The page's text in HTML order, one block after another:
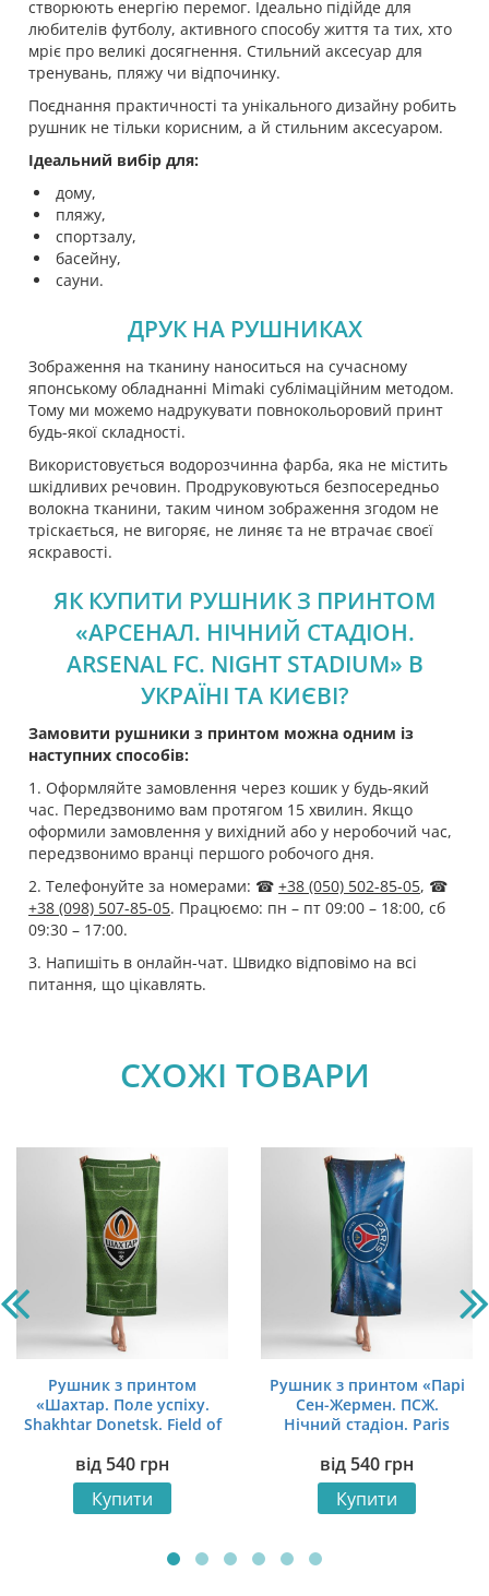
створюють енергію перемог. Ідеально підійде для
любителів футболу, активного способу життя та тих, хто
мріє про великі досягнення. Стильний аксесуар для
тренувань, пляжу чи відпочинку.
Поєднання практичності та унікального дизайну робить
рушник не тільки корисним, а й стильним аксесуаром.
Ідеальний вибір для:
дому,
пляжу,
спортзалу,
басейну,
сауни.
ДРУК НА РУШНИКАХ
Зображення на тканину наноситься на сучасному
японському обладнанні Mimaki сублімаційним методом.
Тому ми можемо надрукувати повнокольоровий принт
будь-якої складності.
Використовується водорозчинна фарба, яка не містить
шкідливих речовин. Продруковуються безпосередньо
волокна тканини, таким чином зображення згодом не
тріскається, не вигоряє, не линяє та не втрачає своєї
яскравості.
ЯК КУПИТИ РУШНИК З ПРИНТОМ
«АРСЕНАЛ. НІЧНИЙ СТАДІОН.
ARSENAL FC. NIGHT STADIUM» В
УКРАЇНІ ТА КИЄВІ?
Замовити рушники з принтом можна одним із
наступних способів:
1. Оформляйте замовлення через кошик у будь-який
час. Передзвонимо вам протягом 15 хвилин. Якщо
оформили замовлення у вихідний або у неробочий час,
передзвонимо вранці першого робочого дня.
2. Телефонуйте за номерами: ☎ +38 (050) 502-85-05, ☎
+38 (098) 507-85-05. Працюємо: пн – пт 09:00 – 18:00, сб
09:30 – 17:00.
3. Напишіть в онлайн-чат. Швидко відповімо на всі
питання, що цікавлять.
СХОЖІ ТОВАРИ
Рушник з принтом
«Шахтар. Поле успіху.
Shakhtar Donetsk. Field of
від 540 грн
Купити
Рушник з принтом «Парі
Сен-Жермен. ПСЖ.
Нічний стадіон. Paris
Stadium»
від 540 грн
Купити